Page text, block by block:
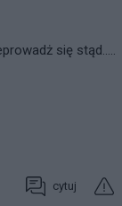
się stąd.....
cytuj